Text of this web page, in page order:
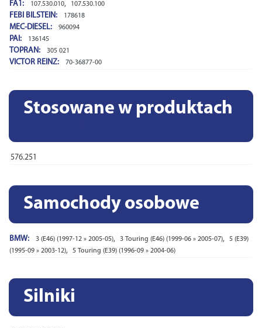
FA1: 107.530.010, 107.530.100
FEBI BILSTEIN: 178618
MEC-DIESEL: 960094
PAI: 136145
TOPRAN: 305 021
VICTOR REINZ: 70-36877-00
Stosowane w produktach
576.251
Samochody osobowe
BMW: 3 (E46) (1997-12 » 2005-05), 3 Touring (E46) (1999-06 » 2005-07),
5 (E39)
(1995-09 » 2003-12), 5 Touring (E39) (1996-09 » 2004-06)
Silniki